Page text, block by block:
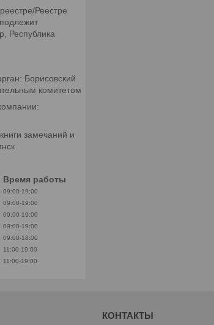
Реестре
Республика
Борисовский
комитетом
замечаний и
Время работы
09:00-19:00
09:00-19:00
09:00-19:00
09:00-19:00
09:00-18:00
11:00-19:00
11:00-19:00